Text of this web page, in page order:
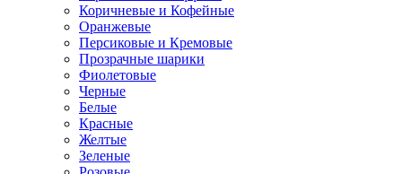
Коричневые и Кофейные
Оранжевые
Персиковые и Кремовые
Прозрачные шарики
Фиолетовые
Черные
Белые
Красные
Желтые
Зеленые